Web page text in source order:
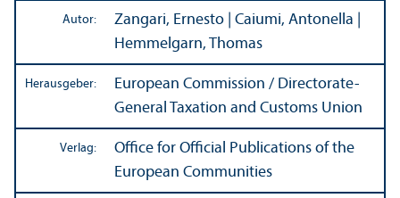
Autor:
Zangari, Ernesto | Caiumi, Antonella |
Hemmelgarn, Thomas
Herausgeber:
European Commission / Directorate-
General Taxation and Customs Union
Verlag:
Office for Official Publications of the
European Communities